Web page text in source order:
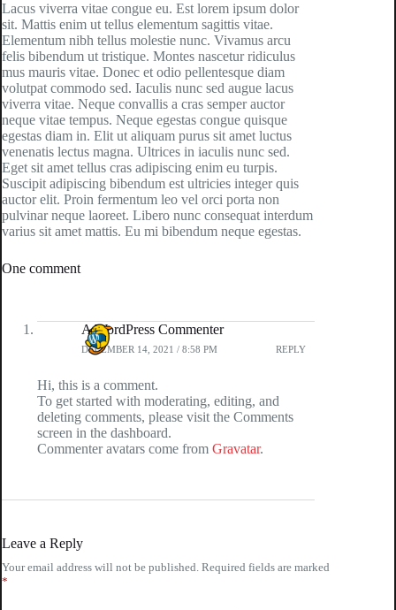
Lacus viverra vitae congue eu. Est lorem ipsum dolor
sit. Mattis enim ut tellus elementum sagittis vitae.
Elementum nibh tellus molestie nunc. Vivamus arcu
felis bibendum ut tristique. Montes nascetur ridiculus
mus mauris vitae. Donec et odio pellentesque diam
volutpat commodo sed. Iaculis nunc sed augue lacus
viverra vitae. Neque convallis a cras semper auctor
neque vitae tempus. Neque egestas congue quisque
egestas diam in. Elit ut aliquam purus sit amet luctus
venenatis lectus magna. Ultrices in iaculis nunc sed.
Eget sit amet tellus cras adipiscing enim eu turpis.
Suscipit adipiscing bibendum est ultricies integer quis
auctor elit. Proin fermentum leo vel orci porta non
pulvinar neque laoreet. Libero nunc consequat interdum
varius sit amet mattis. Eu mi bibendum neque egestas.
One comment
A WordPress Commenter
DECEMBER 14, 2021 / 8:58 PM REPLY
Hi, this is a comment.
To get started with moderating, editing, and
deleting comments, please visit the Comments
screen in the dashboard.
Commenter avatars come from Gravatar.
Leave a Reply
Your email address will not be published. Required fields are marked
*